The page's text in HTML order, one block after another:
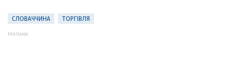
СЛОВАЧЧИНА ТОРГІВЛЯ
РЕКЛАМА: